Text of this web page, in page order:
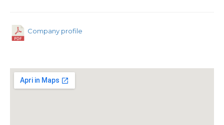
Company profile